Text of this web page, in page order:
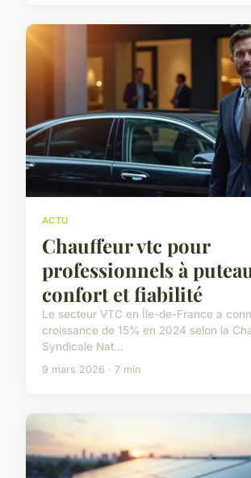
ACTU
Chauffeur vtc pour
professionnels à
confort et fiabilité
Le secteur VTC en Île-de-France a
croissance de 15% en 2024 selon la
Syndicale Nat...
9 mars 2026 · 7 min